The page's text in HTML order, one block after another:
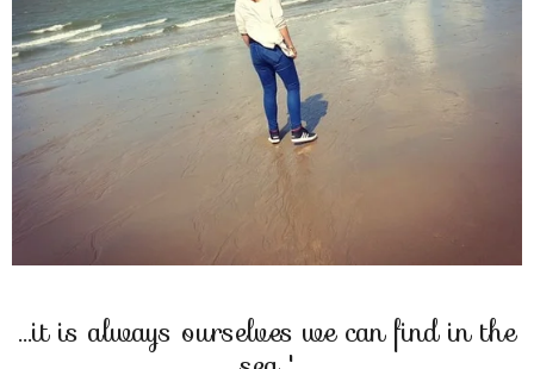
...it is always ourselves we can find in the